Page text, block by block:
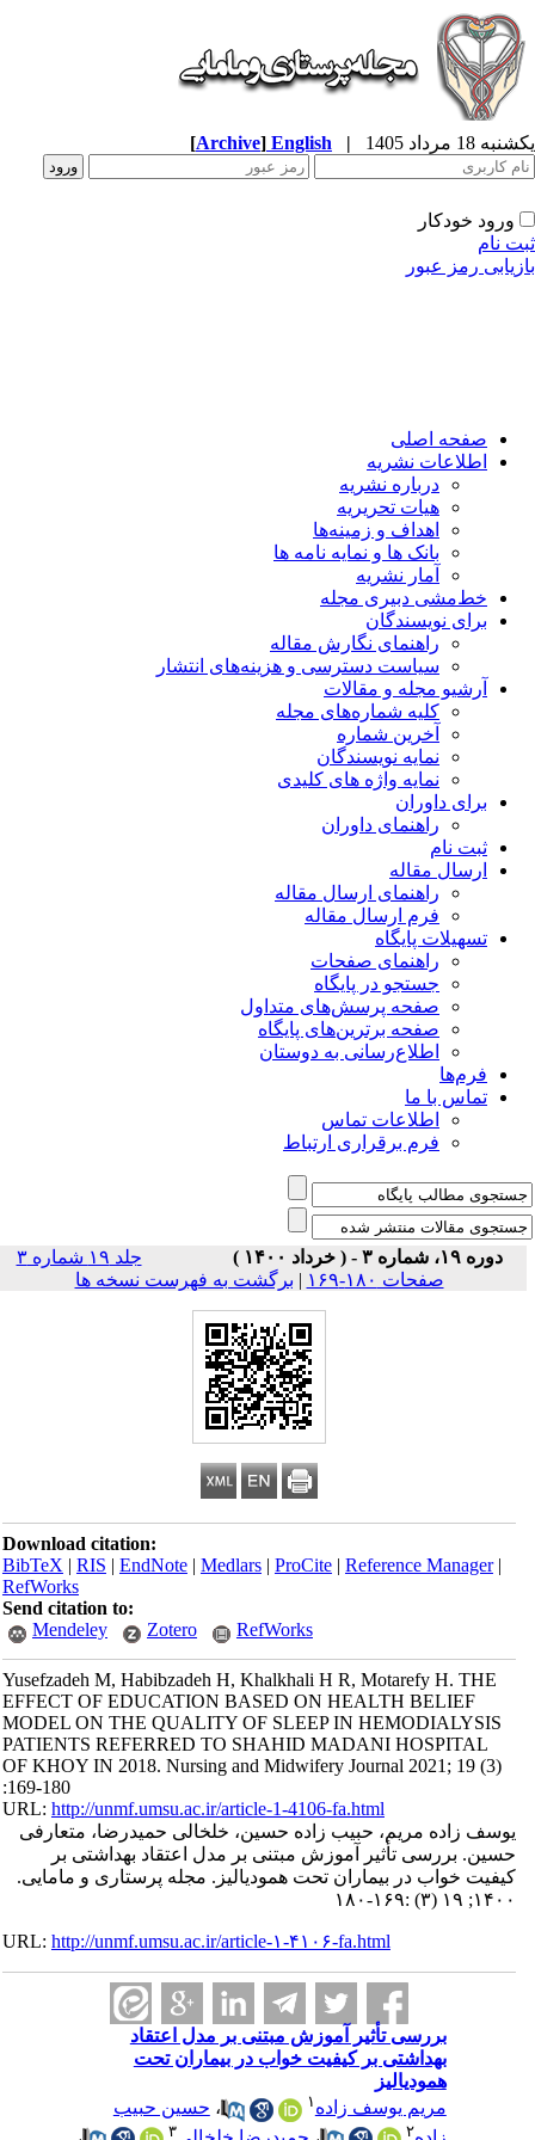
18 مرداد 1405 |
English
[Archive]
ورود خودکار
نام
رمز عبور
صفحه اصلی
اطلاعات نشریه
درباره نشریه
هیات تحریریه
اهداف و زمینه‌ها
بانک ها و نمایه نامه ها
آمار نشریه
خط‌مشی دبیری مجله
برای نویسندگان
راهنمای نگارش مقاله
سیاست دسترسی و هزینه‌های انتشار
آرشیو مجله و مقالات
کلیه شماره‌های مجله
آخرین شماره
نمایه نویسندگان
نمایه واژه های کلیدی
برای داوران
راهنمای داوران
ثبت نام
ارسال مقاله
راهنمای ارسال مقاله
فرم ارسال مقاله
تسهیلات پایگاه
راهنمای صفحات
جستجو در پایگاه
صفحه پرسش‌های متداول
صفحه برترین‌های پایگاه
اطلاع‌رسانی به دوستان
فرم‌ها
تماس با ما
اطلاعات تماس
فرم برقراری ارتباط
دوره ۱۹، شماره ۳ - ( خرداد ۱۴۰۰ )
جلد ۱۹ شماره ۳
صفحات ۱۸۰-۱۶۹
| برگشت به فهرست نسخه ها
Download citation:
BibTeX|RIS|EndNote|Medlars|ProCite|Reference Manager
RefWorks
Send citation to:
Mendeley
Zotero RefWorks
Yusefzadeh M, Habibzadeh H, Khalkhali H R, Motarefy H. THE
EFFECT OF EDUCATION BASED ON HEALTH BELIEF
MODEL ON THE QUALITY OF SLEEP IN HEMODIALYSIS
PATIENTS REFERRED TO SHAHID MADANI HOSPITAL
OF KHOY IN 2018. Nursing and Midwifery Journal 2021; 19 (3)
:169-180
URL:http://unmf.umsu.ac.ir/article-1-4106-fa.html
یوسف زاده مریم، حبیب زاده حسین، خلخالی حمیدرضا، متعارفی
حسین. بررسی تأثیر آموزش مبتنی بر مدل اعتقاد بهداشتی بر
کیفیت خواب در بیماران تحت همودیالیز. مجله پرستاری و مامایی.
۱۴۰۰; ۱۹ (۳) :۱۶۹-۱۸۰
URL:http://unmf.umsu.ac.ir/article-۱-۴۱۰۶-fa.html
بررسی تأثیر آموزش مبتنی بر مدل اعتقاد
بهداشتی بر کیفیت خواب در بیماران تحت
همودیالیز
مریم یوسف زاده۱ ،حسین حبیب